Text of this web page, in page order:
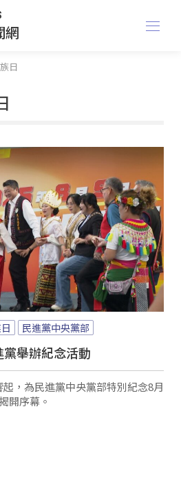
網
日
民進黨中央黨部
舉辦紀念活動
，為民進黨中央黨部特別紀念8月
開序幕。